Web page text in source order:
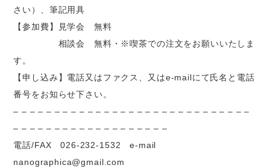
さい）、筆記用具
【参加費】見学会 無料
相談会 無料・※喫茶での注文をお願いいたしま
す。
【申し込み】電話又はファクス、又はe-mailにて氏名と電話
番号をお知らせ下さい。
– – – – – – – – – – – – – – – – – – – – – – – – – – – – –
– – – – – – – – – – – – – – – – – – –
電話/FAX 026-232-1532 e-mail
nanographica@gmail.com